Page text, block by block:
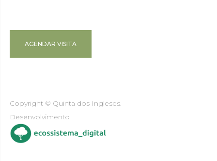
AGENDAR VISITA
Copyright © Quinta dos Ingleses.
Desenvolvimento